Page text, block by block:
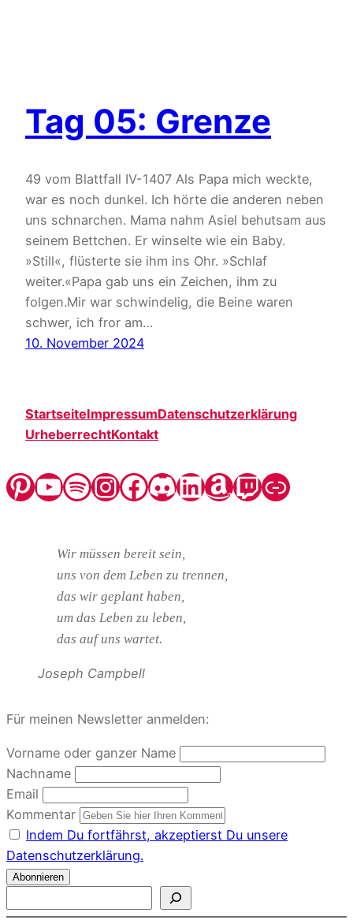
Tag 05: Grenze
49 vom Blattfall IV-1407 Als Papa mich weckte,
war es noch dunkel. Ich hörte die anderen neben
uns schnarchen. Mama nahm Asiel behutsam aus
seinem Bettchen. Er winselte wie ein Baby.
»Still«, flüsterte sie ihm ins Ohr. »Schlaf
weiter.«Papa gab uns ein Zeichen, ihm zu
folgen.Mir war schwindelig, die Beine waren
schwer, ich fror am…
10. November 2024
StartseiteImpressumDatenschutzerklärung
UrheberrechtKontakt
Pinterest YouTube Spotify InstagramFacebook Discord LinkedIn Amazon Twitch Steady
Wir müssen bereit sein,
uns von dem Leben zu trennen,
das wir geplant haben,
um das Leben zu leben,
das auf uns wartet.
Joseph Campbell
Für meinen Newsletter anmelden:
Vorname oder ganzer Name
Nachname
Email
Kommentar
Indem Du fortfährst, akzeptierst Du unsere
Datenschutzerklärung.
u